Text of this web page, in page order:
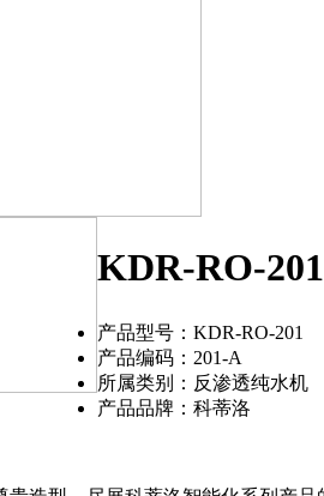
KDR-RO-201
产品型号：KDR-RO-201
产品编码：201-A
所属类别：反渗透纯水机
产品品牌：科蒂洛